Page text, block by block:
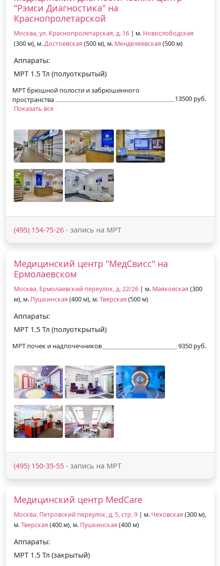
"Рэмси Диагностика" на
Краснопролетарской
Москва, ул. Краснопролетарская, д. 16 | м. Новослободская
(300 м), м.Достоевская (500 м), м. Менделеевская (500 м)
Аппараты:
МРТ 1.5 Тл (полуоткрытый)
МРТ брюшной полости и забрюшинного
пространства
13500 руб.
Показать все
(495) 154-75-26 - запись на МРТ
Медицинский центр "МедСвисс" на
Ермолаевском
Москва, Ермолаевский переулок, д. 22/26 | м. Маяковская (300
м), м. Пушкинская (400 м), м.Тверская (500 м)
Аппараты:
МРТ 1.5 Тл (полуоткрытый)
МРТ почек и надпочечников 9350 руб.
(495) 150-35-55 - запись на МРТ
Медицинский центр MedCare
Москва, Петровский переулок, д. 5, стр. 9 | м. Чеховская (300 м),
м.Тверская (400 м), м. Пушкинская (400 м)
Аппараты:
МРТ 1.5 Тл (закрытый)